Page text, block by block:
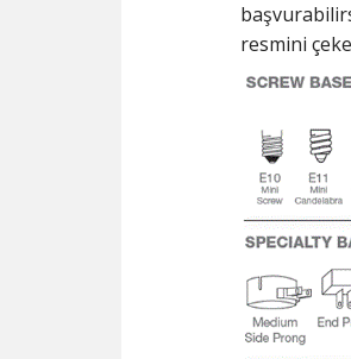
resmini